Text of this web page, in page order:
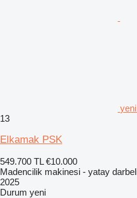
13
Elkamak PSK
549.700 TL €10.000
Madencilik makinesi - yatay darbeli
2025
Durum yeni